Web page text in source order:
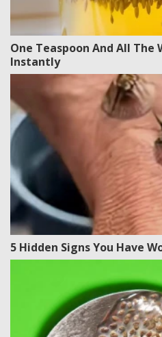
One Teaspoon And All The
Instantly
5 Hidden Signs You Have